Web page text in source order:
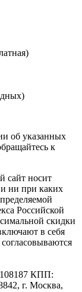
об указанных
к
сайт носит
ни при каких
Российской
скидки
в себя
КПП:
г. Москва,